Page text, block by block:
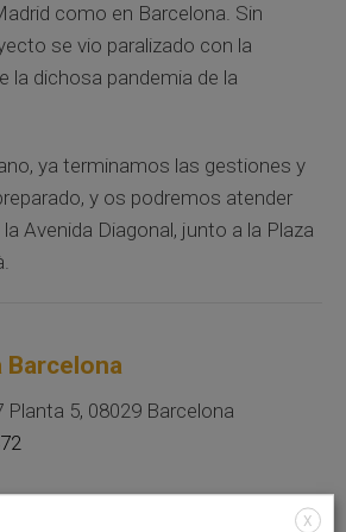
como en Barcelona. Sin
se vio paralizado con la
la dichosa pandemia de la
ya terminamos las gestiones y
y os podremos atender
Avenida Diagonal, junto a la Plaza
Barcelona
Planta 5, 08029 Barcelona
X